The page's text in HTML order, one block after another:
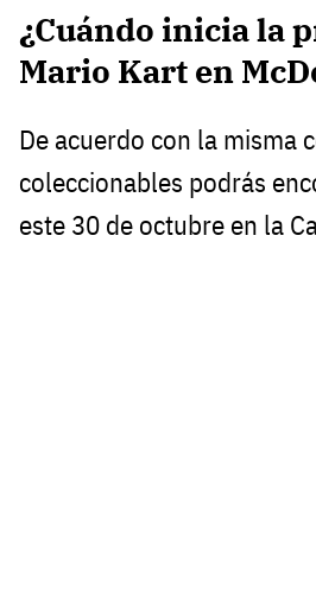
¿Cuándo inicia la
Mario Kart en
De acuerdo con la misma
coleccionables podrás
este 30 de octubre en la